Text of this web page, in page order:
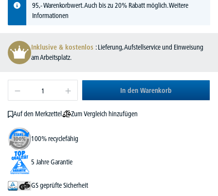
95,- Warenkorbwert. Auch bis zu 20% Rabatt möglich.Weitere
Informationen
Inklusive & kostenlos : Lieferung, Aufstellservice und Einweisung
am Arbeitsplatz.
In den Warenkorb
Auf den Merkzettel Zum Vergleich hinzufügen
100% recyclefähig
5 Jahre Garantie
GS geprüfte Sicherheit